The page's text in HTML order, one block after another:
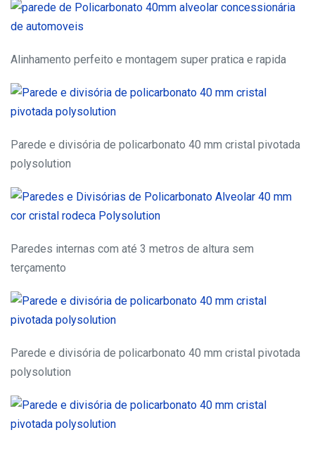
Alinhamento perfeito e montagem super pratica e rapida
Parede e divisória de policarbonato 40 mm cristal pivotada
polysolution
Paredes internas com até 3 metros de altura sem
terçamento
Parede e divisória de policarbonato 40 mm cristal pivotada
polysolution